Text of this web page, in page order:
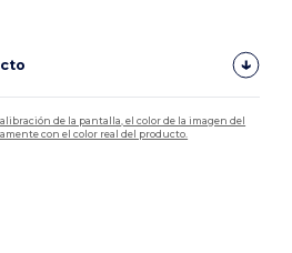
de la pantalla, el color de la imagen del
con el color real del producto.